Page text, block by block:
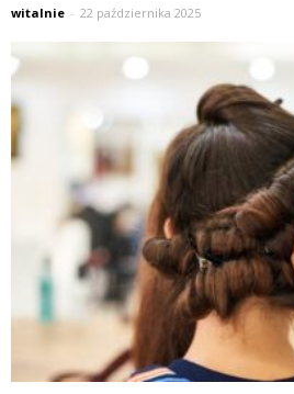
witalnie - 22 października 2025